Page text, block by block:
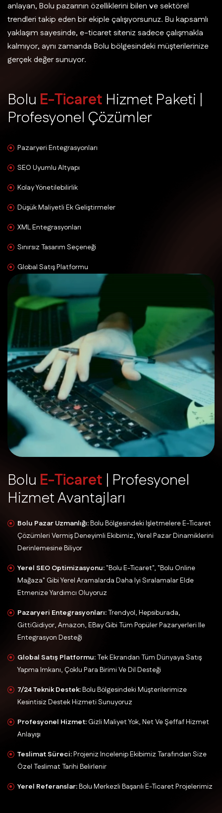
anlayan, Bolu pazarının özelliklerini bilen ve sektörel
trendleri takip eden bir ekiple çalışıyorsunuz. Bu kapsamlı
yaklaşım sayesinde, e-ticaret siteniz sadece çalışmakla
kalmıyor, aynı zamanda Bolu bölgesindeki müşterilerinize
gerçek değer sunuyor.
Bolu E-Ticaret Hizmet Paketi |
Profesyonel Çözümler
Pazaryeri Entegrasyonları
SEO Uyumlu Altyapı
Kolay Yönetilebilirlik
Düşük Maliyetli Ek Geliştirmeler
XML Entegrasyonları
Sınırsız Tasarım Seçeneği
Global Satış Platformu
Bolu E-Ticaret | Profesyonel
HizmetAvantajları
Bolu Pazar Uzmanlığı:Bolu Bölgesindeki Işletmelere E-Ticaret
Çözümleri Vermiş Deneyimli Ekibimiz, Yerel Pazar Dinamiklerini
Derinlemesine Biliyor
Yerel SEO Optimizasyonu:"Bolu E-Ticaret", "Bolu Online
Mağaza" Gibi Yerel Aramalarda Daha Iyi Sıralamalar Elde
Etmenize Yardımcı Oluyoruz
Pazaryeri Entegrasyonları:Trendyol, Hepsiburada,
GittiGidiyor, Amazon, EBay Gibi Tüm Popüler Pazaryerleri Ile
Entegrasyon Desteği
Global Satış Platformu:Tek Ekrandan Tüm Dünyaya Satış
Yapma Imkanı, Çoklu Para Birimi Ve Dil Desteği
7/24 Teknik Destek:Bolu Bölgesindeki Müşterilerimize
Kesintisiz Destek Hizmeti Sunuyoruz
Profesyonel Hizmet: Gizli Maliyet Yok, Net Ve Şeffaf Hizmet
Anlayışı
Teslimat Süreci:Projeniz Incelenip Ekibimiz Tarafından Size
Özel Teslimat Tarihi Belirlenir
Yerel Referanslar:Bolu Merkezli Başarılı E-Ticaret Projelerimiz